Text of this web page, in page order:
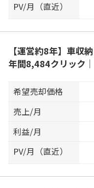
PV/月（直近）
【運営約8年】車収
年間8,484クリック
希望売却価格
売上/月
利益/月
PV/月（直近）